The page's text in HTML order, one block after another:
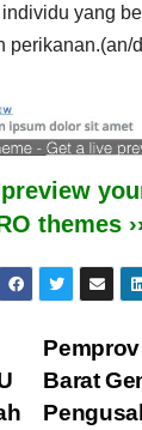
yang
perikanan.(an/
themes
Barat